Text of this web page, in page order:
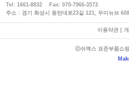
Tel: 1661-8832 Fax: 070-7966-3573
주소 : 경기 화성시 동탄대로23길 121, 우미뉴브
이용약관|
ⓒ쉬멕스 표준부품쇼